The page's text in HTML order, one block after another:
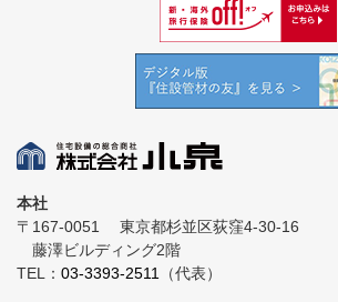
本社
〒167-0051
東京都杉並区荻窪4-30-16
藤澤ビルディング2階
TEL： 03-3393-2511 （代表）